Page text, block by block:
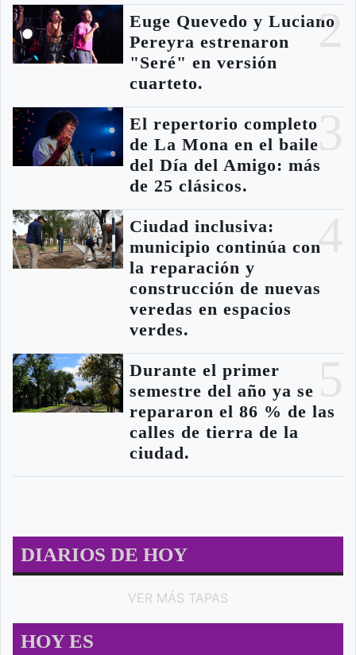
2
Euge Quevedo y Luciano
Pereyra estrenaron
"Seré" en versión
cuarteto.
El repertorio completo
de La Mona en el baile
del Día del Amigo: más
de 25 clásicos.
4
Ciudad inclusiva:
municipio continúa con
la reparación y
construcción de nuevas
veredas en espacios
verdes.
Durante el primer
semestre del año ya se
repararon el 86 % de las
calles de tierra de la
ciudad.
DIARIOS DE HOY
VER MÁS TAPAS
HOY ES